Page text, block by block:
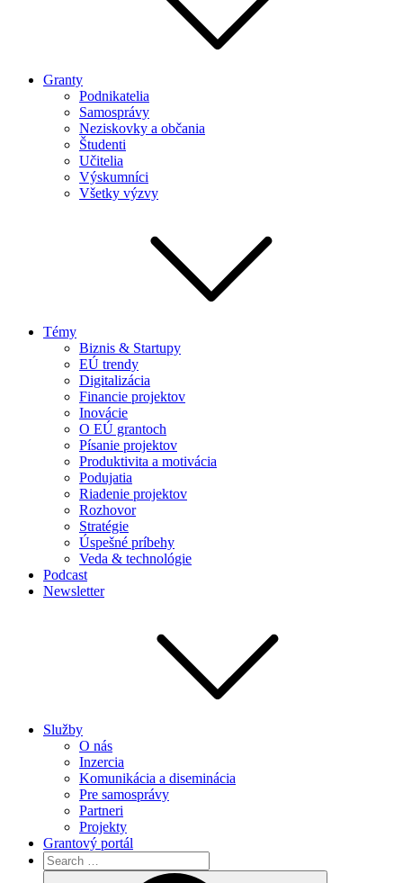
Granty
Podnikatelia
Samosprávy
Neziskovky a občania
Študenti
Učitelia
Výskumníci
Všetky výzvy
Témy
Biznis & Startupy
EÚ trendy
Digitalizácia
Financie projektov
Inovácie
O EÚ grantoch
Písanie projektov
Produktivita a motivácia
Podujatia
Riadenie projektov
Rozhovor
Stratégie
Úspešné príbehy
Veda & technológie
Podcast
Newsletter
Služby
O nás
Inzercia
Komunikácia a diseminácia
Pre samosprávy
Partneri
Projekty
Grantový portál
Search
for: